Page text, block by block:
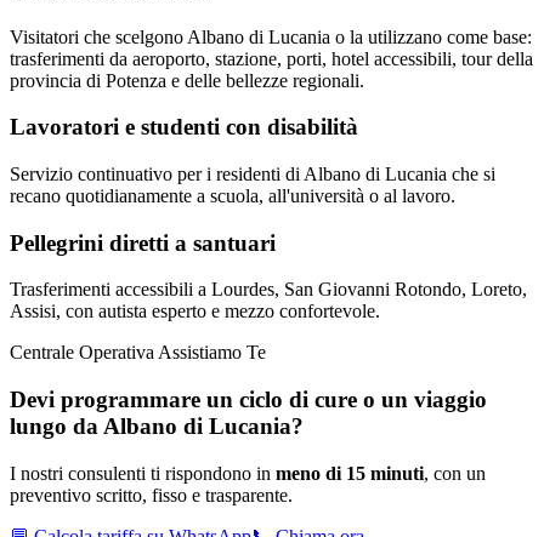
Visitatori che scelgono Albano di Lucania o la utilizzano come base:
trasferimenti da aeroporto, stazione, porti, hotel accessibili, tour della
provincia di Potenza e delle bellezze regionali.
Lavoratori e studenti con disabilità
Servizio continuativo per i residenti di Albano di Lucania che si
recano quotidianamente a scuola, all'università o al lavoro.
Pellegrini diretti a santuari
Trasferimenti accessibili a Lourdes, San Giovanni Rotondo, Loreto,
Assisi, con autista esperto e mezzo confortevole.
Centrale Operativa Assistiamo Te
Devi programmare un ciclo di cure o un viaggio
lungo da Albano di Lucania?
I nostri consulenti ti rispondono in meno di 15 minuti, con un
preventivo scritto, fisso e trasparente.